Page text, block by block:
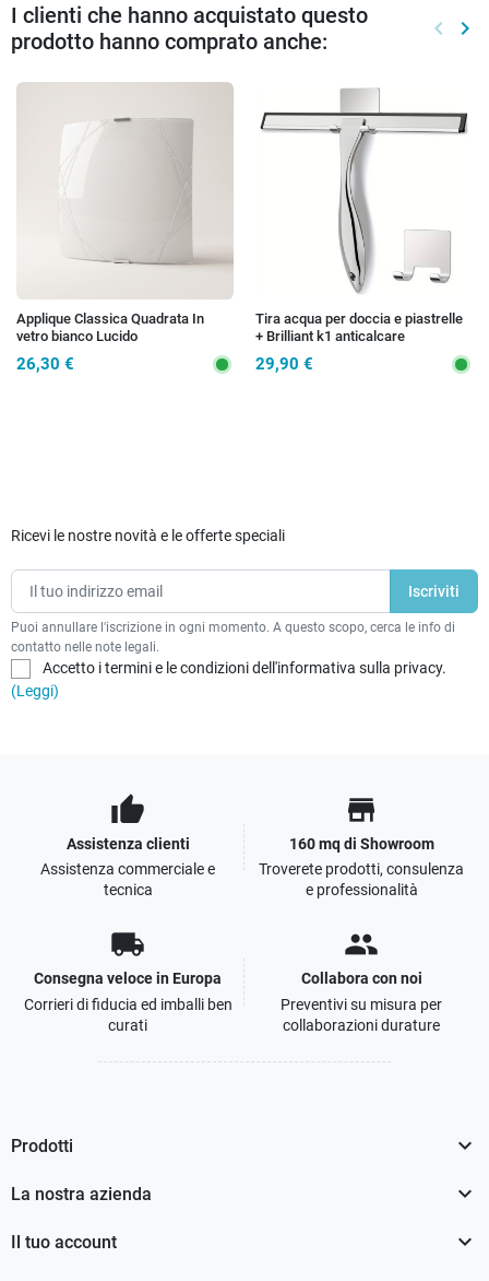
I clienti che hanno acquistato questo
prodotto hanno comprato anche:
keyboard_arrow_left keyboard_arrow_right
Applique Classica Quadrata In
vetro bianco Lucido
26,30 €
Tira acqua per doccia e piastrelle
+ Brilliant k1 anticalcare
29,90 €
Ricevi le nostre novità e le offerte speciali
Puoi annullare l'iscrizione in ogni momento. A questo scopo, cerca le info di
contatto nelle note legali.
Accetto i termini e le condizioni dell'informativa sulla privacy.
(Leggi)
thumb_up
Assistenza clienti
Assistenza commerciale e
tecnica
store
160 mq di Showroom
Troverete prodotti, consulenza
e professionalità
local_shipping
Consegna veloce in Europa
Corrieri di fiducia ed imballi ben
curati
people
Collabora con noi
Preventivi su misura per
collaborazioni durature
Prodotti 
La nostra azienda 
Il tuo account 